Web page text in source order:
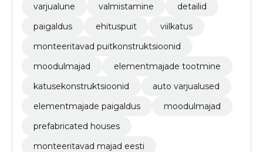
varjualune
valmistamine
detailid
paigaldus
ehituspuit
viilkatus
monteeritavad puitkonstruktsioonid
moodulmajad
elementmajade tootmine
katusekonstruktsioonid
auto varjualused
elementmajade paigaldus
moodulmajad
prefabricated houses
monteeritavad majad eesti